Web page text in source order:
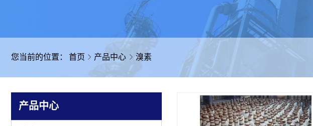
您当前的位置： 首页 产品中心 溴素
产品中心